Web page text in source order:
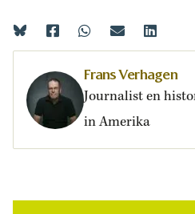
Frans Verhagen
Journalist en
in Amerika